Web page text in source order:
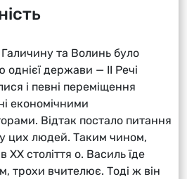
та Волинь було
держави — ІІ Речі
і певні переміщення
економічними
Відтак постало питання
цих людей. Таким чином,
ХХ століття о. Василь їде
трохи вчителює. Тоді ж він